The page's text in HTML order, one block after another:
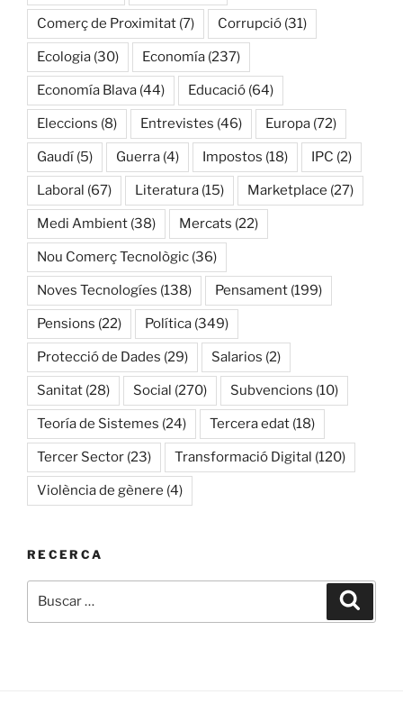
Comerç de Proximitat (7) Corrupció (31)
Ecologia (30) Economía (237)
Economía Blava (44) Educació (64)
Eleccions (8) Entrevistes (46) Europa (72)
Gaudí (5) Guerra (4) Impostos (18) IPC (2)
Laboral (67) Literatura (15) Marketplace (27)
Medi Ambient (38) Mercats (22)
Nou Comerç Tecnològic (36)
Noves Tecnologíes (138) Pensament (199)
Pensions (22) Política (349)
Protecció de Dades (29) Salarios (2)
Sanitat (28) Social (270) Subvencions (10)
Teoría de Sistemes (24) Tercera edat (18)
Tercer Sector (23) Transformació Digital (120)
Violència de gènere (4)
RECERCA
por: